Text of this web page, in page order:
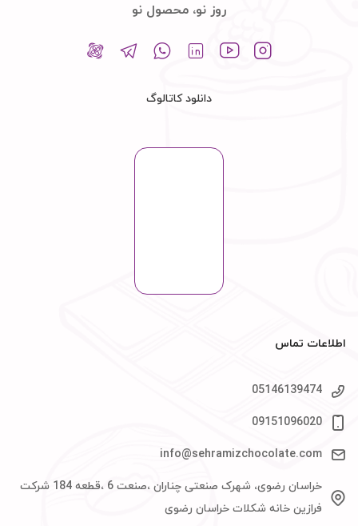
روز نو، محصول نو
اطلاعات تماس
05146139474
09151096020
info@sehramizchocolate.com
خراسان رضوی، شهرک صنعتی چناران ،صنعت 6 ،قطعه 184 شرکت
فرازین خانه شکلات خراسان رضوی
دانلود کاتالوگ